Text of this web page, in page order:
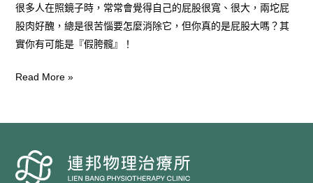
很多人在照鏡子時，常常會覺得自己的屁股很寬、很大，兩坨屁
股肉好醜，總是很苦惱要怎麼消除它，但你真的是屁股大嗎？其
實你有可能是『假胯髖』！
Read More »